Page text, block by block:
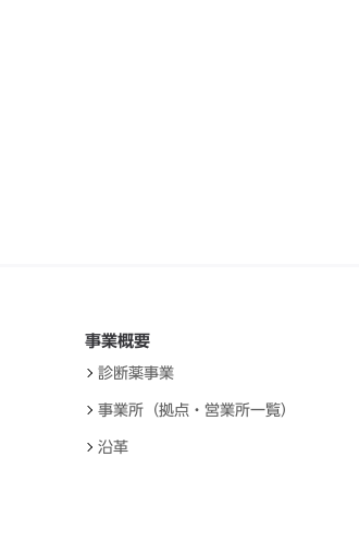
事業概要
診断薬事業
事業所（拠点・営業所一覧）
沿革